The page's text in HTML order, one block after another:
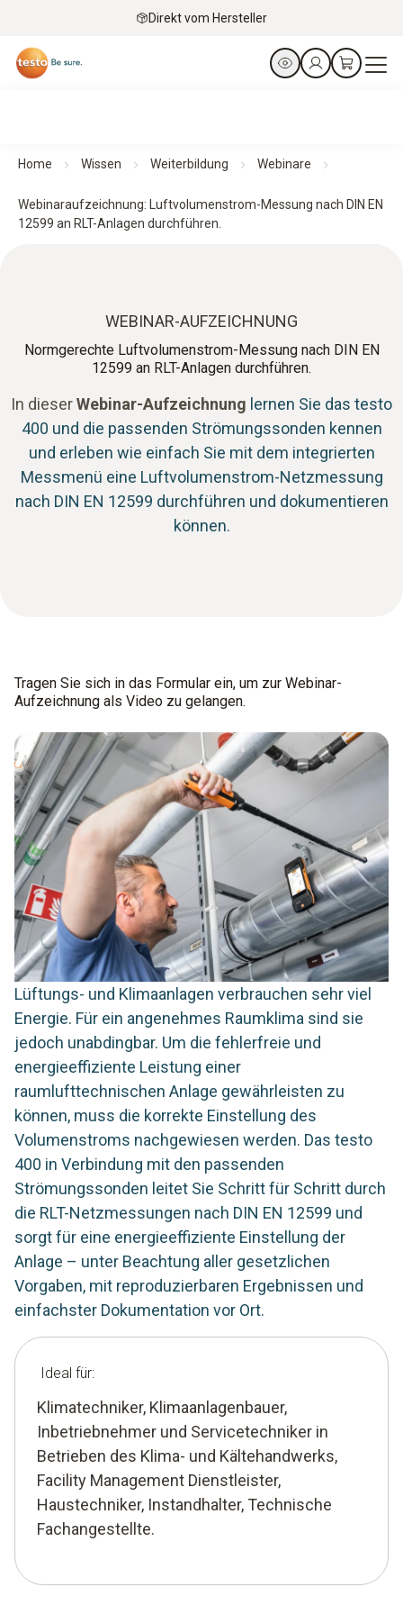
Direkt vom Hersteller
Home Wissen Weiterbildung Webinare
Webinaraufzeichnung: Luftvolumenstrom-Messung nach DIN EN
12599 an RLT-Anlagen durchführen.
WEBINAR-AUFZEICHNUNG
Normgerechte Luftvolumenstrom-Messung nach DIN EN
12599 an RLT-Anlagen durchführen.
In dieserWebinar-Aufzeichnung lernen Sie das testo
400 und die passenden Strömungssonden kennen
und erleben wie einfach Sie mit dem integrierten
Messmenü eine Luftvolumenstrom-Netzmessung
nach DIN EN 12599 durchführen und dokumentieren
können.
Tragen Sie sich in das Formular ein, um zur Webinar-
Aufzeichnung als Video zu gelangen.
Lüftungs- und Klimaanlagen verbrauchen sehr viel
Energie. Für ein angenehmes Raumklima sind sie
jedoch unabdingbar. Um die fehlerfreie und
energieeffiziente Leistung einer
raumlufttechnischen Anlage gewährleisten zu
können, muss die korrekte Einstellung des
Volumenstroms nachgewiesen werden. Das testo
400 in Verbindung mit den passenden
Strömungssonden leitet Sie Schritt für Schritt durch
die RLT-Netzmessungen nach DIN EN 12599 und
sorgt für eine energieeffiziente Einstellung der
Anlage – unter Beachtung aller gesetzlichen
Vorgaben, mit reproduzierbaren Ergebnissen und
einfachster Dokumentation vor Ort.
Ideal für:
Klimatechniker, Klimaanlagenbauer,
Inbetriebnehmer und Servicetechniker in
Betrieben des Klima- und Kältehandwerks,
Facility Management Dienstleister,
Haustechniker, Instandhalter, Technische
Fachangestellte.